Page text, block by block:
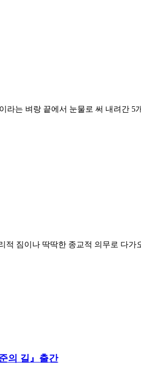
는 벼랑 끝에서 눈물로 써 내려간
짐이나 딱딱한 종교적 의무로 다
의 길』출간